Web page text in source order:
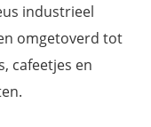
industrieel
omgetoverd tot
cafeetjes en